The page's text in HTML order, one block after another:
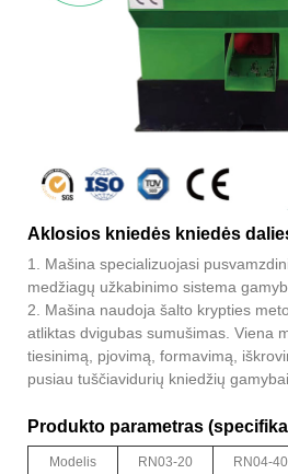
Aklosios kniedės kniedės
1. Mašina specializuojasi
medžiagų užkabinimo sistema
2. Mašina naudoja šalto krypties
atliktas dvigubas sumušimas. Viena
tiesinimą, pjovimą, formavimą,
pusiau tuščiavidurių kniedžių gamybai.
Produkto parametras
Modelis RN03-20 RN04-40